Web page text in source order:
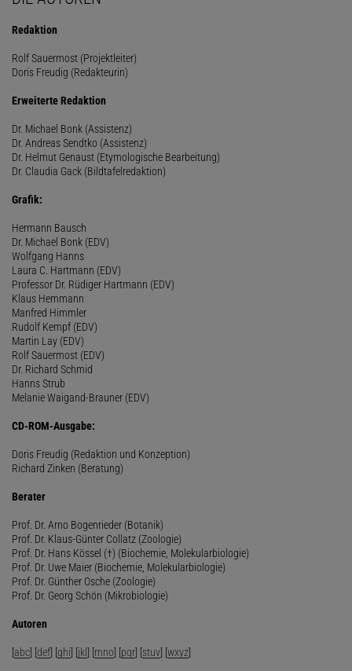
Redaktion
Rolf Sauermost (Projektleiter)
Doris Freudig (Redakteurin)
Erweiterte Redaktion
Dr. Michael Bonk (Assistenz)
Dr. Andreas Sendtko (Assistenz)
Dr. Helmut Genaust (Etymologische Bearbeitung)
Dr. Claudia Gack (Bildtafelredaktion)
Grafik:
Hermann Bausch
Dr. Michael Bonk (EDV)
Wolfgang Hanns
Laura C. Hartmann (EDV)
Professor Dr. Rüdiger Hartmann (EDV)
Klaus Hemmann
Manfred Himmler
Rudolf Kempf (EDV)
Martin Lay (EDV)
Rolf Sauermost (EDV)
Dr. Richard Schmid
Hanns Strub
Melanie Waigand-Brauner (EDV)
CD-ROM-Ausgabe:
Doris Freudig (Redaktion und Konzeption)
Richard Zinken (Beratung)
Berater
Prof. Dr. Arno Bogenrieder (Botanik)
Prof. Dr. Klaus-Günter Collatz (Zoologie)
Prof. Dr. Hans Kössel (†) (Biochemie, Molekularbiologie)
Prof. Dr. Uwe Maier (Biochemie, Molekularbiologie)
Prof. Dr. Günther Osche (Zoologie)
Prof. Dr. Georg Schön (Mikrobiologie)
Autoren
[abc] [def] [ghi] [jkl] [mno] [pqr] [stuv] [wxyz]